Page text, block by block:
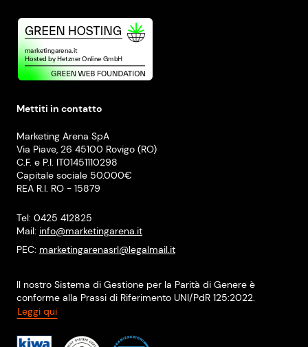
Mettiti in contatto
Marketing Arena SpA
Via Piave, 26 45100 Rovigo (RO)
C.F. e P.I. IT01451110298
Capitale sociale 50.000€
REA R.I. RO - 15879
Tel: 0425 412825
Mail: info@marketingarena.it
PEC: marketingarenasrl@legalmail.it
Il nostro Sistema di Gestione per la Parità di Genere è
conforme alla Prassi di Riferimento UNI/PdR 125:2022.
Leggi qui